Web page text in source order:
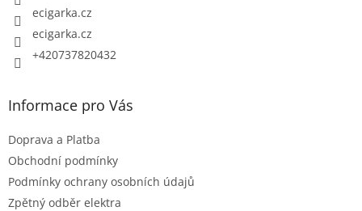
ecigarka.cz
ecigarka.cz
+420737820432
Informace pro Vás
Doprava a Platba
Obchodní podmínky
Podmínky ochrany osobních údajů
Zpětný odběr elektra